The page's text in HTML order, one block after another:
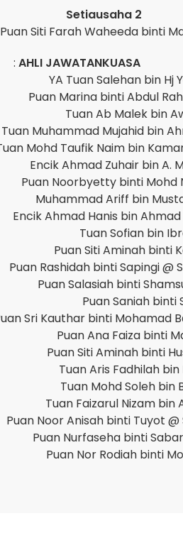
Setiausaha 2
Puan Siti Farah Waheeda binti
: